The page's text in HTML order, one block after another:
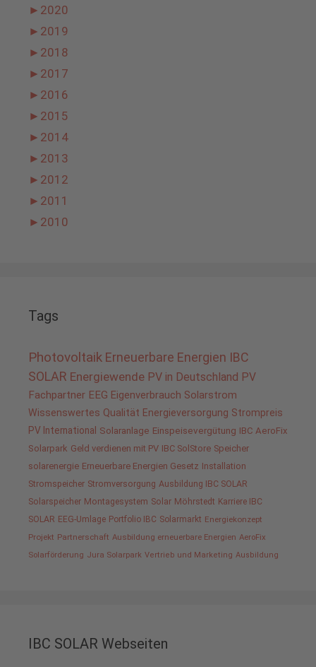
► 2020
► 2019
► 2018
► 2017
► 2016
► 2015
► 2014
► 2013
► 2012
► 2011
► 2010
Tags
Photovoltaik Erneuerbare Energien IBC
SOLAR Energiewende PV in Deutschland PV
Fachpartner EEG Eigenverbrauch Solarstrom
Wissenswertes Qualität Energieversorgung Strompreis
PV International Solaranlage Einspeisevergütung IBC AeroFix
Solarpark Geld verdienen mit PV IBC SolStore Speicher
solarenergie Erneuerbare Energien Gesetz Installation
Stromspeicher Stromversorgung Ausbildung IBC SOLAR
Solarspeicher Montagesystem Solar Möhrstedt Karriere IBC
SOLAR EEG-Umlage Portfolio IBC Solarmarkt Energiekonzept
Projekt Partnerschaft Ausbildung erneuerbare Energien AeroFix
Solarförderung Jura Solarpark Vertrieb und Marketing Ausbildung
IBC SOLAR Webseiten